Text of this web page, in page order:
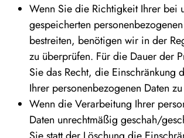
Wenn Sie die Richtigkeit Ihrer bei
gespeicherten
bestreiten, benötigen wir in der
zu überprüfen. Für die Dauer der
Sie das Recht, die Einschränkung
Ihrer personenbezogenen Daten
Wenn die Verarbeitung Ihrer
Daten unrechtmäßig geschah/